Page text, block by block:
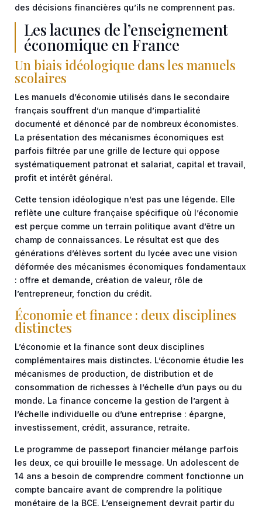
des décisions financières qu’ils ne comprennent pas.
Les lacunes de l’enseignement
économique en France
Un biais idéologique dans les manuels
scolaires
Les manuels d’économie utilisés dans le secondaire
français souffrent d’un manque d’impartialité
documenté et dénoncé par de nombreux économistes.
La présentation des mécanismes économiques est
parfois filtrée par une grille de lecture qui oppose
systématiquement patronat et salariat, capital et travail,
profit et intérêt général.
Cette tension idéologique n’est pas une légende. Elle
reflète une culture française spécifique où l’économie
est perçue comme un terrain politique avant d’être un
champ de connaissances. Le résultat est que des
générations d’élèves sortent du lycée avec une vision
déformée des mécanismes économiques fondamentaux
: offre et demande, création de valeur, rôle de
l’entrepreneur, fonction du crédit.
Économie et finance : deux disciplines
distinctes
L’économie et la finance sont deux disciplines
complémentaires mais distinctes. L’économie étudie les
mécanismes de production, de distribution et de
consommation de richesses à l’échelle d’un pays ou du
monde. La finance concerne la gestion de l’argent à
l’échelle individuelle ou d’une entreprise : épargne,
investissement, crédit, assurance, retraite.
Le programme de passeport financier mélange parfois
les deux, ce qui brouille le message. Un adolescent de
14 ans a besoin de comprendre comment fonctionne un
compte bancaire avant de comprendre la politique
monétaire de la BCE. L’enseignement devrait partir du